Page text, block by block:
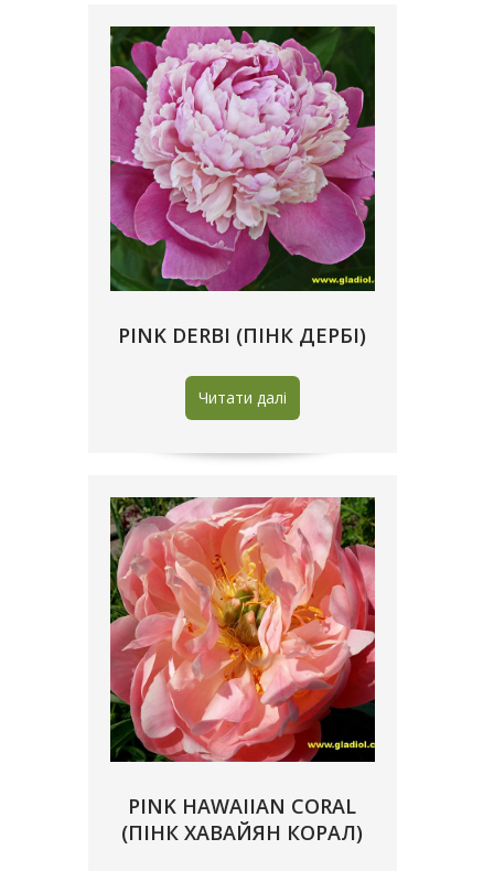
PINK DERBI (ПІНК ДЕРБІ)
Читати далі
PINK HAWAIIAN CORAL
(ПІНК ХАВАЙЯН КОРАЛ)